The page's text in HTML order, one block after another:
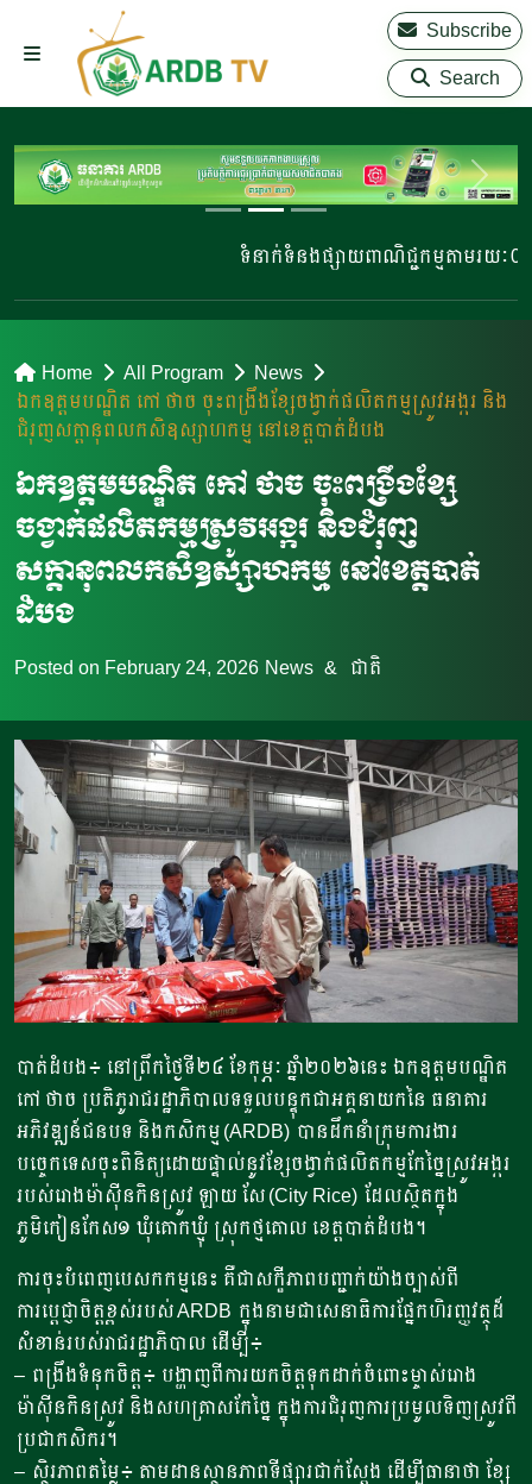
Subscribe
Search
ទំនាក់ទំនងផ្សាយពាណិជ្ជកម្មតាមរយៈ 023
Home All Program
News
ឯកឧត្តមបណ្ឌិត កៅ ថាច ចុះពង្រឹងខ្សែចង្វាក់ផលិតកម្មស្រូវអង្ករ និង
ជំរុញសក្ដានុពលកសិឧស្សាហកម្ម នៅខេត្តបាត់ដំបង
ឯកឧត្តមបណ្ឌិត កៅ ថាច ចុះពង្រឹងខ្សែ
ចង្វាក់ផលិតកម្មស្រូវអង្ករ និងជំរុញ
សក្ដានុពលកសិឧស្សាហកម្ម នៅខេត្តបាត់
ដំបង
Posted on February 24, 2026 News & ជាតិ
បាត់ដំបង៖ នៅព្រឹកថ្ងៃទី២៤ ខែកុម្ភៈ ឆ្នាំ២០២៦នេះ ឯកឧត្តមបណ្ឌិត
កៅ ថាច ប្រតិភូរាជរដ្ឋាភិបាលទទួលបន្ទុកជាអគ្គនាយកនៃ ធនាគារ
អភិវឌ្ឍន៍ជនបទ និងកសិកម្ម (ARDB) បានដឹកនាំក្រុមការងារ
បច្ចេកទេសចុះពិនិត្យដោយផ្ទាល់នូវខ្សែចង្វាក់ផលិតកម្មកែច្នៃស្រូវអង្ករ
របស់រោងម៉ាស៊ីនកិនស្រូវ ឡាយ សែ (City Rice) ដែលស្ថិតក្នុង
ភូមិកៀនកែស១ ឃុំគោកឃ្មុំ ស្រុកថ្មគោល ខេត្តបាត់ដំបង។
ការចុះបំពេញបេសកកម្មនេះ គឺជាសក្ខីភាពបញ្ជាក់យ៉ាងច្បាស់ពី
ការប្តេជ្ញាចិត្តខ្ពស់របស់ ARDB ក្នុងនាមជាសេនាធិការផ្នែកហិរញ្ញវត្ថុដ៏
សំខាន់របស់រាជរដ្ឋាភិបាល ដើម្បី៖
– ពង្រឹងទំនុកចិត្ត៖ បង្ហាញពីការយកចិត្តទុកដាក់ចំពោះម្ចាស់រោង
ម៉ាស៊ីនកិនស្រូវ និងសហគ្រាសកែច្នៃ ក្នុងការជំរុញការប្រមូលទិញស្រូវពី
ប្រជាកសិករ។
– ស្ថិរភាពតម្លៃ៖ តាមដានស្ថានភាពទីផ្សារជាក់ស្តែង ដើម្បីធានាថា ខ្សែ